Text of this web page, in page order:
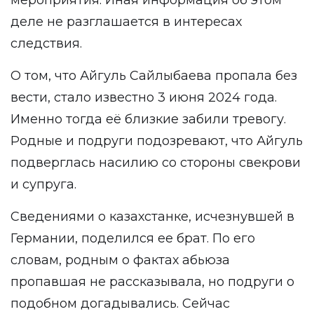
деле не разглашается в интересах
следствия.
О том, что Айгуль Сайлыбаева пропала без
вести, стало известно 3 июня 2024 года.
Именно тогда её близкие забили тревогу.
Родные и подруги подозревают, что Айгуль
подверглась насилию со стороны свекрови
и супруга.
Сведениями о казахстанке, исчезнувшей в
Германии, поделился ее брат. По его
словам, родным о фактах абьюза
пропавшая не рассказывала, но подруги о
подобном догадывались. Сейчас